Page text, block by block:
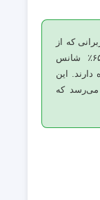
که از
برنامه‌های ردیابی استفاده می‌کنند، ۶۵٪ شانس
این
گوشی‌های خاموش به ۳۵٪ می‌رسد که